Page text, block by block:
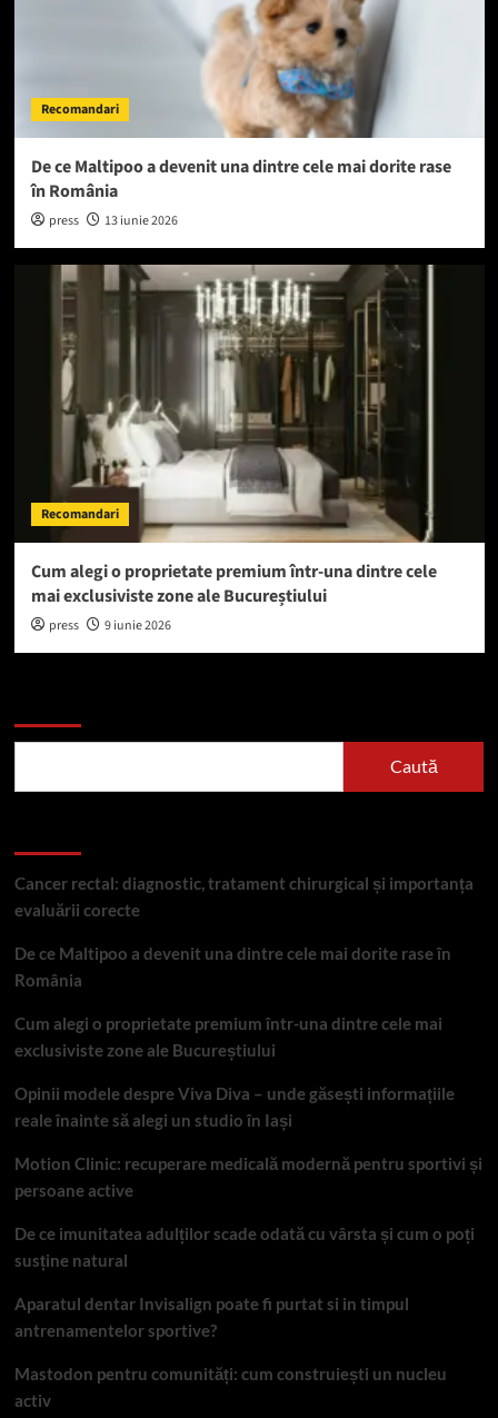
Recomandari
De ce Maltipoo a devenit una dintre cele mai dorite rase
în România
press 13 iunie 2026
Recomandari
Cum alegi o proprietate premium într-una dintre cele
mai exclusiviste zone ale Bucureștiului
press 9 iunie 2026
Caută
Cancer rectal: diagnostic, tratament chirurgical și importanța
evaluării corecte
De ce Maltipoo a devenit una dintre cele mai dorite rase în
România
Cum alegi o proprietate premium într-una dintre cele mai
exclusiviste zone ale Bucureștiului
Opinii modele despre Viva Diva – unde găsești informațiile
reale înainte să alegi un studio în Iași
Motion Clinic: recuperare medicală modernă pentru sportivi și
persoane active
De ce imunitatea adulților scade odată cu vârsta și cum o poți
susține natural
Aparatul dentar Invisalign poate fi purtat si in timpul
antrenamentelor sportive?
Mastodon pentru comunități: cum construiești un nucleu
activ